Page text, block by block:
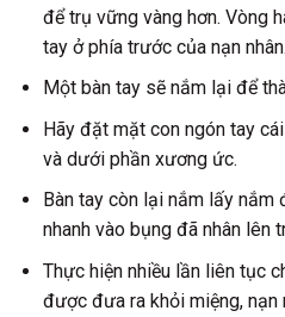
để trụ vững vàng hơn. Vòng
tay ở phía trước của nạn nhân.
Một bàn tay sẽ nắm lại để
Hãy đặt mặt con ngón tay
và dưới phần xương ức.
Bàn tay còn lại nắm lấy nắm
nhanh vào bụng đã nhân lên
Thực hiện nhiều lần liên tục
được đưa ra khỏi miệng, nạn